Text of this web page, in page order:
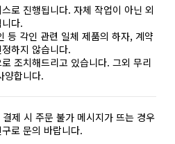
로 진행됩니다. 자체 작업이 아닌 외
다.
등 각인 관련 일체 제품의 하자, 계약
하지 않습니다.
조치해드리고 있습니다. 그외 무리
양합니다.
제 시 주문 불가 메시지가 뜨는 경우
로 문의 바랍니다.